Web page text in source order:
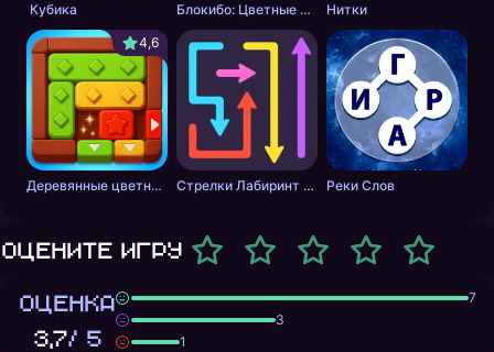
Кубика Блокибо: Цветные блоки
Нитки
4,6
Деревянные цветные блоки Стрелки Лабиринт - Цветной путь Реки Слов
Оцените игру
ОЦЕНКА
3,7/ 5
7
3
1